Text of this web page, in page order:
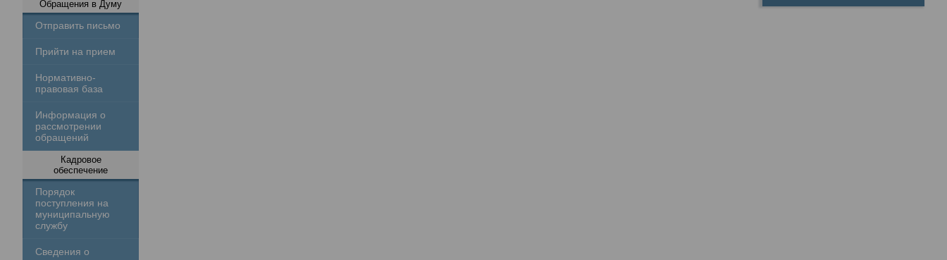
Обращения в Думу
Отправить письмо
Прийти на прием
Нормативно-
правовая база
Информация о
рассмотрении
обращений
Кадровое
обеспечение
Порядок
поступления на
муниципальную
службу
Сведения о